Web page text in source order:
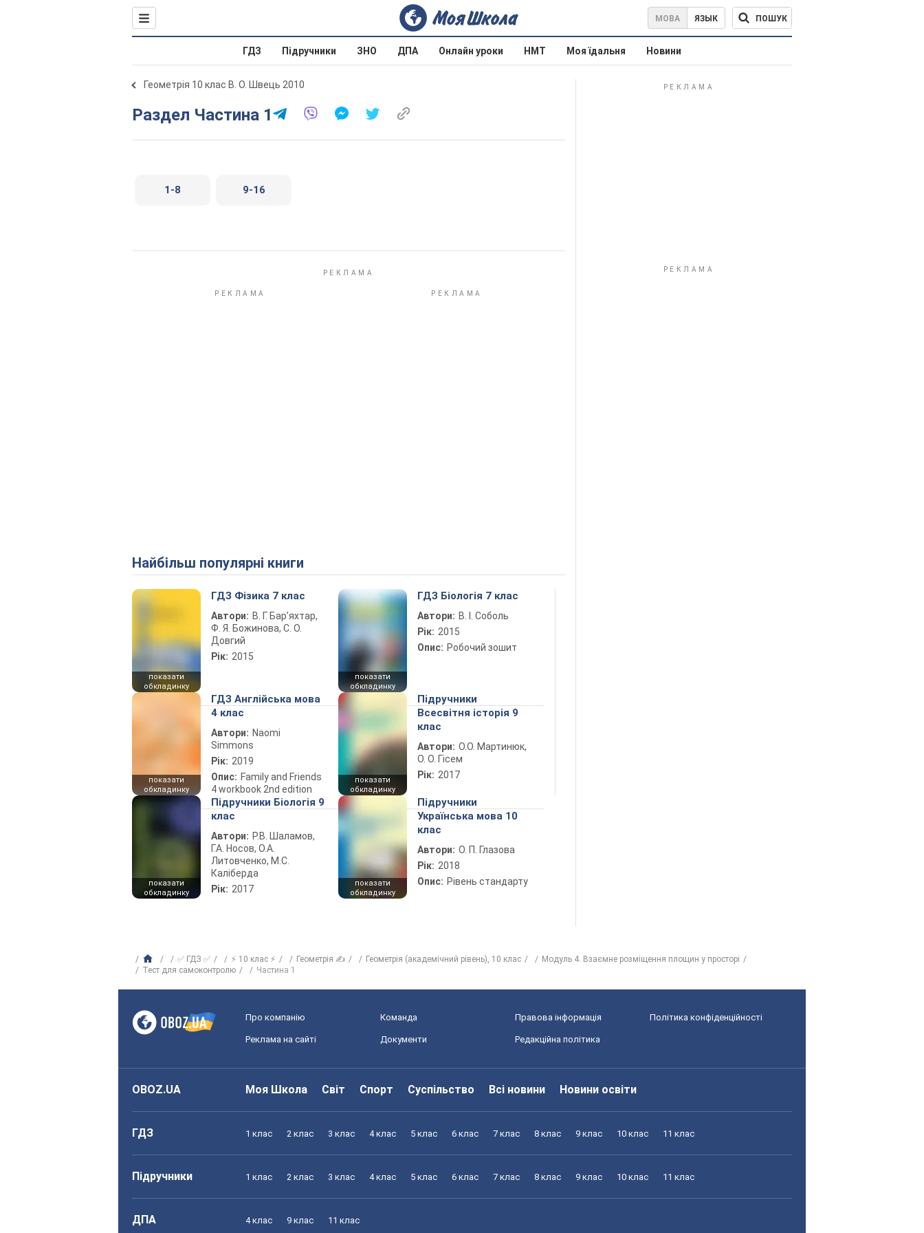
МОВА ЯЗЫК ПОШУК
ГДЗ Підручники ЗНО ДПА Онлайн уроки НМТ Моя їдальня Новини
Геометрія 10 клас В. О. Швець 2010
Раздел Частина 1
1-8 9-16
Найбільш популярні книги
показати
обкладинку
ГДЗ Фізика 7 клас
Автори: В. Г. Бар’яхтар,
Ф. Я. Божинова, С. О.
Довгий
Рік: 2015
показати
обкладинку
ГДЗ Біологія 7 клас
Автори: В. І. Соболь
Рік: 2015
Опис: Робочий зошит
показати
обкладинку
ГДЗ Англійська мова
4 клас
Автори: Naomi
Simmons
Рік: 2019
Опис: Family and Friends
4 workbook 2nd edition
показати
обкладинку
Підручники
Всесвітня історія 9
клас
Автори: О.О. Мартинюк,
О. О. Гісем
Рік: 2017
показати
обкладинку
Підручники Біологія 9
клас
Автори: Р.В. Шаламов,
Г.А. Носов, О.А.
Литовченко, М.С.
Каліберда
Рік: 2017
показати
обкладинку
Підручники
Українська мова 10
клас
Автори: О. П. Глазова
Рік: 2018
Опис: Рівень стандарту
✅ ГДЗ ✅ ⚡ 10 клас ⚡ Геометрія ✍ Геометрія (академічний рівень), 10 клас
Модуль 4. Взаємне розміщення площин у просторі
Тест для самоконтролю
Частина 1
Про компанію Команда Правова інформація Політика конфіденційності
Реклама на сайті Документи Редакційна політика
OBOZ.UA Моя Школа Світ Спорт Суспільство Всі новини Новини освіти
ГДЗ 1 клас 2 клас 3 клас 4 клас 5 клас 6 клас 7 клас 8 клас 9 клас 10 клас 11 клас
Підручники 1 клас 2 клас 3 клас 4 клас 5 клас 6 клас 7 клас 8 клас 9 клас 10 клас 11 клас
ДПА 4 клас 9 клас 11 клас